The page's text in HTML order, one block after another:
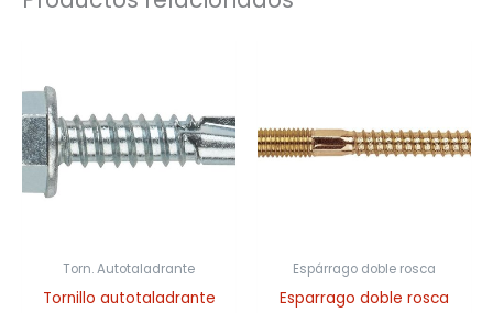
Torn. Autotaladrante
Tornillo autotaladrante
0,02€
hasta
0,41€
Espárrago doble rosca
Esparrago doble rosca
hasta
0,61€